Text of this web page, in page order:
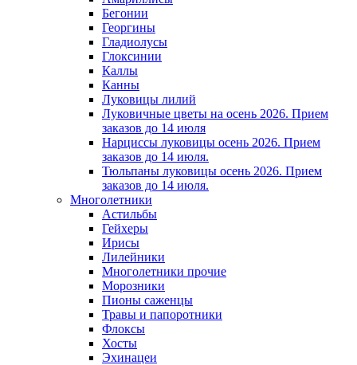
Бегонии
Георгины
Гладиолусы
Глоксинии
Каллы
Канны
Луковицы лилий
Луковичные цветы на осень 2026. Прием
заказов до 14 июля
Нарциссы луковицы осень 2026. Прием
заказов до 14 июля.
Тюльпаны луковицы осень 2026. Прием
заказов до 14 июля.
Многолетники
Астильбы
Гейхеры
Ирисы
Лилейники
Многолетники прочие
Морозники
Пионы саженцы
Травы и папоротники
Флоксы
Хосты
Эхинацеи